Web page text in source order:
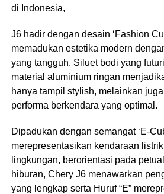
di Indonesia,
J6 hadir dengan desain ‘Fashion
memadukan estetika modern
yang tangguh. Siluet bodi yang
material aluminium ringan
hanya tampil stylish, melainkan
performa berkendara yang optimal.
Dipadukan dengan semangat ‘E-
merepresentasikan kendaraan
lingkungan, berorientasi pada
hiburan, Chery J6 menawarkan
yang lengkap serta Huruf “E”